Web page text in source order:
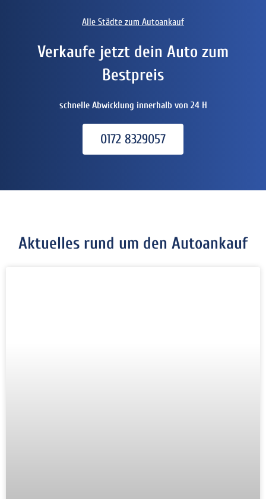
Alle Städte zum Autoankauf
Verkaufe jetzt dein Auto zum
Bestpreis
schnelle Abwicklung innerhalb von 24 H
0172 8329057
Aktuelles rund um den Autoankauf